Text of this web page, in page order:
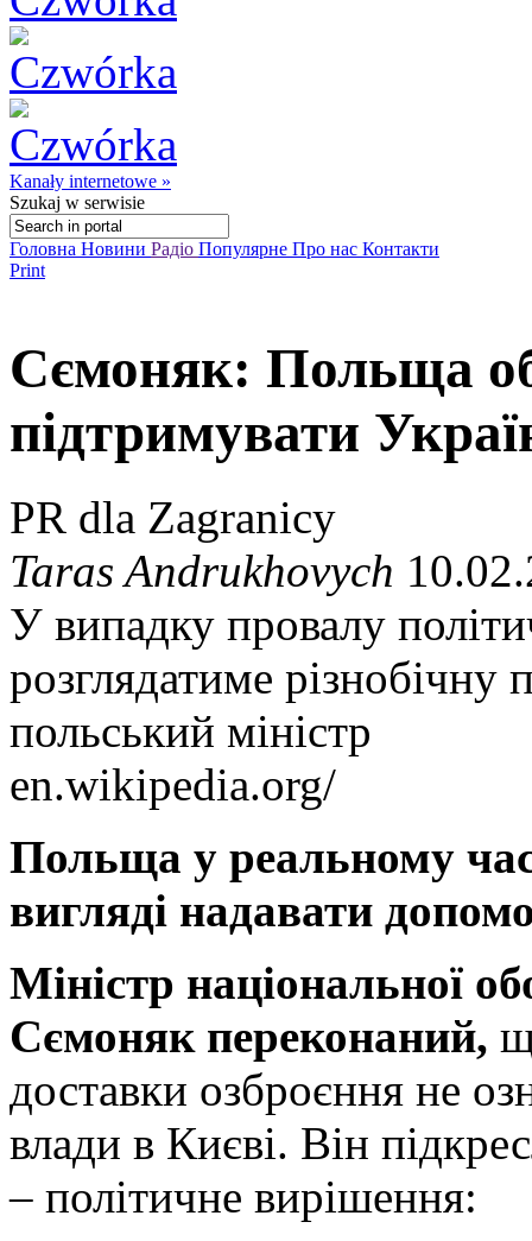
Kanały internetowe »
Szukaj w serwisie
Головна Новини Радіо Популярне Про нас Контакти
Print
Сємоняк: Польща
підтримувати
PR dla Zagranicy
Taras Andrukhovych
У випадку провалу
розглядатиме різнобічну
польський міністр
en.wikipedia.org/
Польща у реальному
вигляді надавати
Міністр національної
Сємоняк переконаний,
доставки озброєння не
влади в Києві. Він
– політичне вирішення: